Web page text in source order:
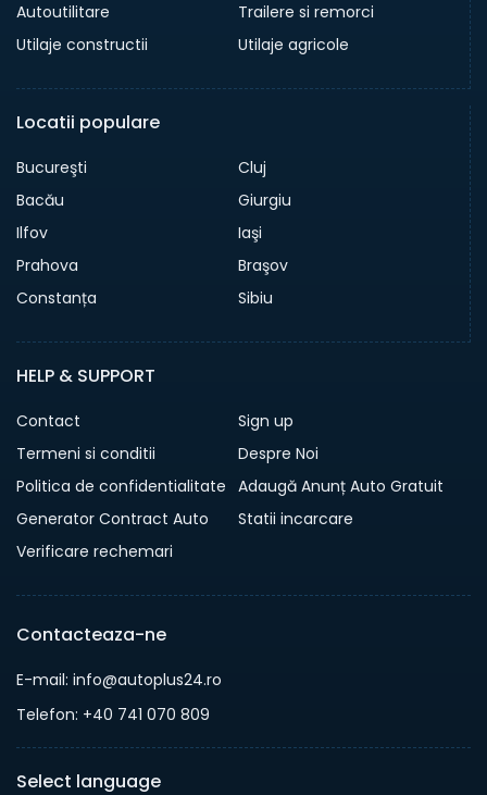
Autoutilitare
Trailere si remorci
Utilaje constructii
Utilaje agricole
Locatii populare
Bucureşti
Cluj
Bacău
Giurgiu
Ilfov
Iaşi
Prahova
Braşov
Constanța
Sibiu
HELP & SUPPORT
Contact
Sign up
Termeni si conditii
Despre Noi
Politica de confidentialitate Adaugă Anunț Auto Gratuit
Generator Contract Auto
Statii incarcare
Verificare rechemari
Contacteaza-ne
E-mail: info@autoplus24.ro
Telefon: +40 741 070 809
Select language